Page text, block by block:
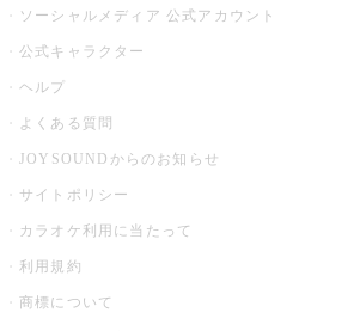
ソーシャルメディア 公式アカウント
公式キャラクター
ヘルプ
よくある質問
JOYSOUNDからのお知らせ
サイトポリシー
カラオケ利用に当たって
利用規約
商標について